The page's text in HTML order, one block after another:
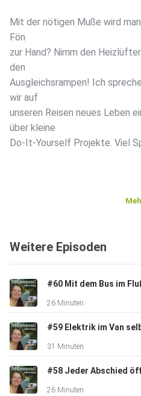
Mit der nötigen Muße wird
Fön
zur Hand? Nimm den
den
Ausgleichsrampen! Ich
wir auf
unseren Reisen neues Leben
über kleine
Do-It-Yourself Projekte. Viel
Weitere Episoden
26 Minuten
31 Minuten
26 Minuten